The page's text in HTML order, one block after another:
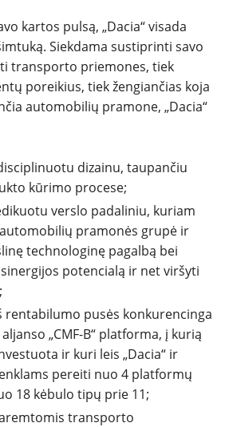
kartos pulsą, „Dacia“ visada
Siekdama sustiprinti savo
transporto priemones, tiek
poreikius, tiek žengiančias koja
automobilių pramone, „Dacia“
dizainu, taupančiu
kūrimo procese;
verslo padaliniu, kuriam
pramonės grupė ir
technologinę pagalbą bei
potencialą ir net viršyti
rentabilumo pusės konkurencinga
„CMF-B“ platforma, į kurią
ir kuri leis „Dacia“ ir
pereiti nuo 4 platformų
18 kėbulo tipų prie 11;
transporto